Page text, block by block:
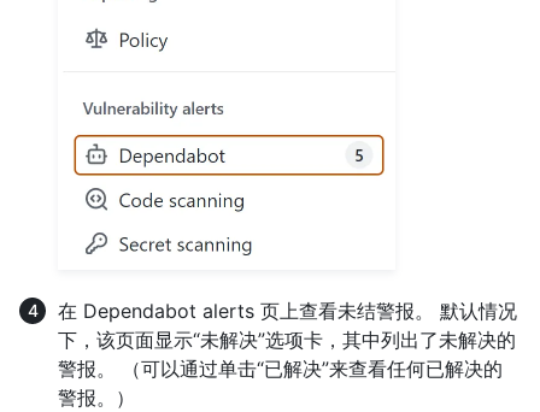
在 Dependabot alerts 页上查看未结警报。 默认情况
下，该页面显示“未解决”选项卡，其中列出了未解决的
警报。 （可以通过单击“已解决”来查看任何已解决的
警报。）